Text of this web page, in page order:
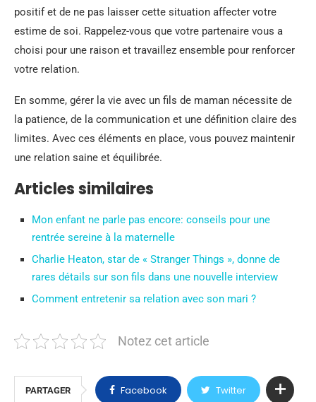
positif et de ne pas laisser cette situation affecter votre
estime de soi. Rappelez-vous que votre partenaire vous a
choisi pour une raison et travaillez ensemble pour renforcer
votre relation.
En somme, gérer la vie avec un fils de maman nécessite de
la patience, de la communication et une définition claire des
limites. Avec ces éléments en place, vous pouvez maintenir
une relation saine et équilibrée.
Articles similaires
Mon enfant ne parle pas encore: conseils pour une
rentrée sereine à la maternelle
Charlie Heaton, star de « Stranger Things », donne de
rares détails sur son fils dans une nouvelle interview
Comment entretenir sa relation avec son mari ?
Notez cet article
PARTAGER Facebook Twitter